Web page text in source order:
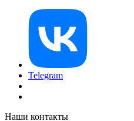
Telegram
Наши контакты